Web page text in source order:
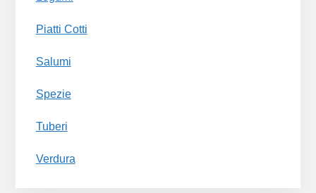
Piatti Cotti
Salumi
Spezie
Tuberi
Verdura